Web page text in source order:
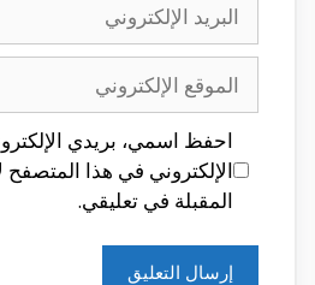
الإلكتروني
الإلكتروني
احفظ اسمي، بريدي
الإلكتروني في هذا المتصفح
المقبلة في تعليقي.